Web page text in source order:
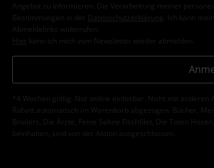
Angebot zu informieren. Die Verarbeitung meiner
Bestimmungen in der
Datenschutzerklärung
. Ich kann
Abmeldelinks widerrufen.
Hier kann ich mich vom Newsletter wieder abmelden.
*4 Wochen gültig. Nur online einlösbar. Nicht mit
Rabatt automatisch im Warenkorb abgezogen. Bücher,
Broilers, Die Ärzte, Feine Sahne Fischfilet, Die Toten
beinhalten, sind von der Aktion ausgeschlossen.